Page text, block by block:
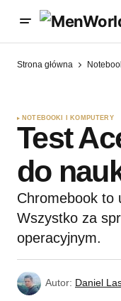
Strona główna
NOTEBOOKI I KOMPUTERY
Test
do
Chromebook to
Wszystko za
operacyjnym.
Autor: Daniel